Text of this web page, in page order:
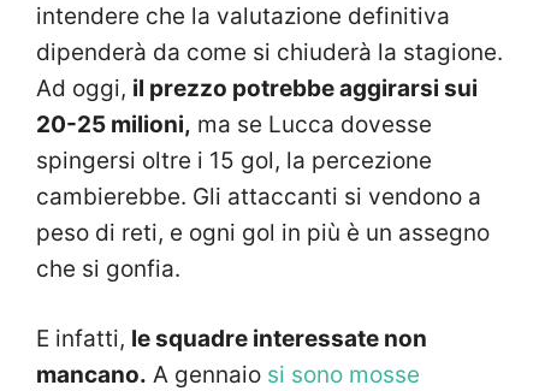
intendere che la valutazione definitiva
dipenderà da come si chiuderà la stagione.
Ad oggi, il prezzo potrebbe aggirarsi sui
20-25 milioni, ma se Lucca dovesse
spingersi oltre i 15 gol, la percezione
cambierebbe. Gli attaccanti si vendono a
peso di reti, e ogni gol in più è un assegno
che si gonfia.
E infatti, le squadre interessate non
mancano. A gennaio si sono mosse